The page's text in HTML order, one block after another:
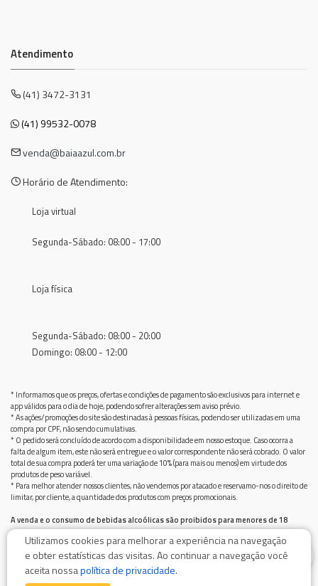
Atendimento
(41) 3472-3131
(41) 99532-0078
venda@baiaazul.com.br
Horário de Atendimento:
Loja virtual
Segunda-Sábado: 08:00 - 17:00
Loja física
Segunda-Sábado: 08:00 - 20:00
Domingo: 08:00 - 12:00
* Informamos que os preços, ofertas e condições de pagamento são exclusivos para internet e
app válidos para o dia de hoje, podendo sofrer alterações sem aviso prévio.
* As ações/promoções do site são destinadas à pessoas físicas, podendo ser utilizadas em uma
compra por CPF, não sendo cumulativas.
* O pedido será concluído de acordo com a disponibilidade em nosso estoque. Caso ocorra a
falta de algum item, este não será entregue e o valor correspondente não será cobrado. O valor
total de sua compra poderá ter uma variação de 10% (para mais ou menos) em virtude dos
produtos de peso variável.
* Para melhor atender nossos clientes, não vendemos por atacado e reservamo-nos o direito de
limitar, por cliente, a quantidade dos produtos com preços promocionais.
A venda e o consumo de bebidas alcoólicas são proibidos para menores de 18
anos.
Bebida alcoólica pode causar dependência química e, em excesso, provoca graves males à saúde.
Beba com moderação
Utilizamos cookies para melhorar a experiência na navegação
e obter estatísticas das visitas. Ao continuar a navegação você
aceita nossapolítica de privacidade.